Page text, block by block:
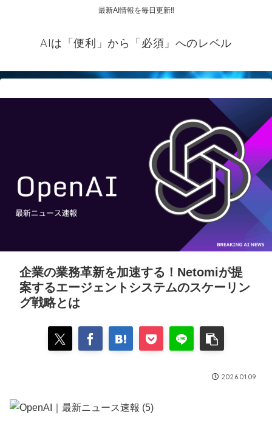
最新AI情報を毎日更新‼
AIは「便利」から「必須」へのレベル
企業の業務革新を加速する！Netomiが提
案するエージェントシステムのスケーリン
グ戦略とは
2026.01.09